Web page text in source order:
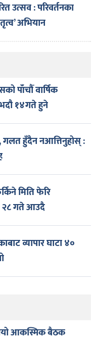
उत्सव : परिवर्तनका
अभियान
पाँचौँ वार्षिक
१४गते हुने
गलत हुँदैन नआत्तिनुहोस् :
मिति फेरि
२८ गते आउदै
व्यापार घाटा ४०
आकस्मिक बैठक